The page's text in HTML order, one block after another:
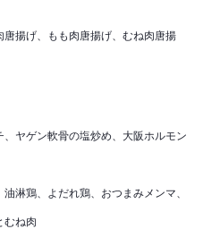
揚げ、もも肉唐揚げ、むね肉唐揚
ヤゲン軟骨の塩炒め、大阪ホルモン
淋鶏、よだれ鶏、おつまみメンマ、
むね肉